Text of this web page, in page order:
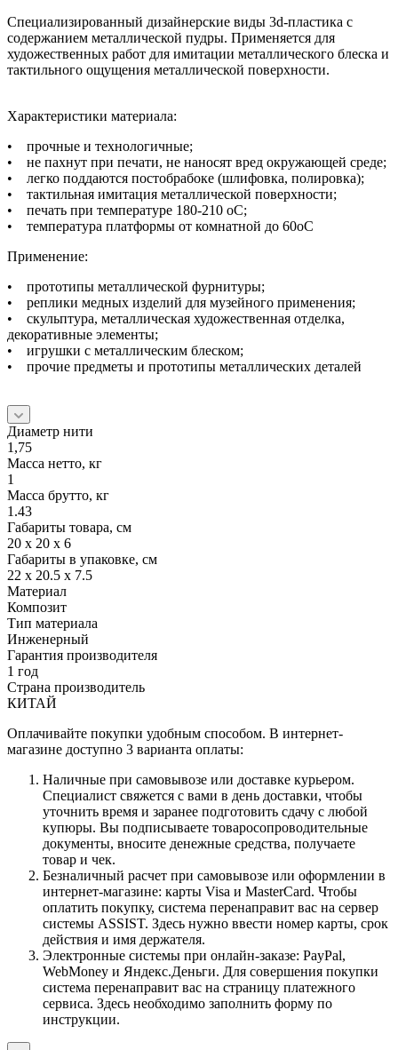
Специализированный дизайнерские виды 3d-пластика с
содержанием металлической пудры. Применяется для
художественных работ для имитации металлического блеска и
тактильного ощущения металлической поверхности.
Характеристики материала:
• прочные и технологичные;
• не пахнут при печати, не наносят вред окружающей среде;
• легко поддаются постобрабоке (шлифовка, полировка);
• тактильная имитация металлической поверхности;
• печать при температуре 180-210 оС;
• температура платформы от комнатной до 60оС
Применение:
• прототипы металлической фурнитуры;
• реплики медных изделий для музейного применения;
• скульптура, металлическая художественная отделка,
декоративные элементы;
• игрушки с металлическим блеском;
• прочие предметы и прототипы металлических деталей
Диаметр нити
1,75
Масса нетто, кг
1
Масса брутто, кг
1.43
Габариты товара, см
20 х 20 х 6
Габариты в упаковке, см
22 х 20.5 х 7.5
Материал
Композит
Тип материала
Инженерный
Гарантия производителя
1 год
Страна производитель
КИТАЙ
Оплачивайте покупки удобным способом. В интернет-
магазине доступно 3 варианта оплаты:
Наличные при самовывозе или доставке курьером.
Специалист свяжется с вами в день доставки, чтобы
уточнить время и заранее подготовить сдачу с любой
купюры. Вы подписываете товаросопроводительные
документы, вносите денежные средства, получаете
товар и чек.
Безналичный расчет при самовывозе или оформлении в
интернет-магазине: карты Visa и MasterCard. Чтобы
оплатить покупку, система перенаправит вас на сервер
системы ASSIST. Здесь нужно ввести номер карты, срок
действия и имя держателя.
Электронные системы при онлайн-заказе: PayPal,
WebMoney и Яндекс.Деньги. Для совершения покупки
система перенаправит вас на страницу платежного
сервиса. Здесь необходимо заполнить форму по
инструкции.